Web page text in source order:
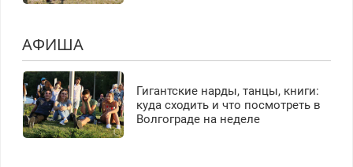
АФИША
Гигантские нарды, танцы, книги:
куда сходить и что посмотреть в
Волгограде на неделе